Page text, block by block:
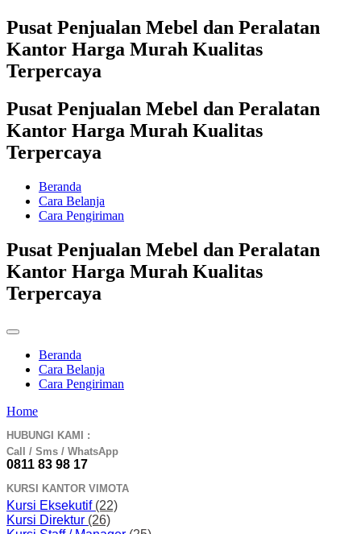
Pusat Penjualan Mebel dan Peralatan
Kantor Harga Murah Kualitas
Terpercaya
Pusat Penjualan Mebel dan Peralatan
Kantor Harga Murah Kualitas
Terpercaya
Beranda
Cara Belanja
Cara Pengiriman
Pusat Penjualan Mebel dan Peralatan
Kantor Harga Murah Kualitas
Terpercaya
Beranda
Cara Belanja
Cara Pengiriman
Home
HUBUNGI KAMI :
Call / Sms / WhatsApp
0811 83 98 17
KURSI KANTOR VIMOTA
Kursi Eksekutif (22)
Kursi Direktur (26)